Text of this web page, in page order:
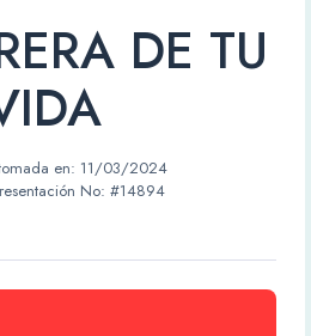
DE TU
en: 11/03/2024
No: #14894